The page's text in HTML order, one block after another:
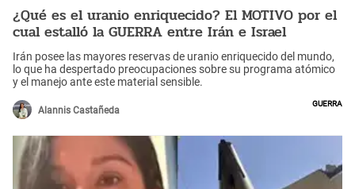
¿Qué es el uranio enriquecido? El MOTIVO por el
cual estalló la GUERRA entre Irán e Israel
Irán posee las mayores reservas de uranio enriquecido del mundo,
lo que ha despertado preocupaciones sobre su programa atómico
y el manejo ante este material sensible.
Alannis Castañeda
Guerra